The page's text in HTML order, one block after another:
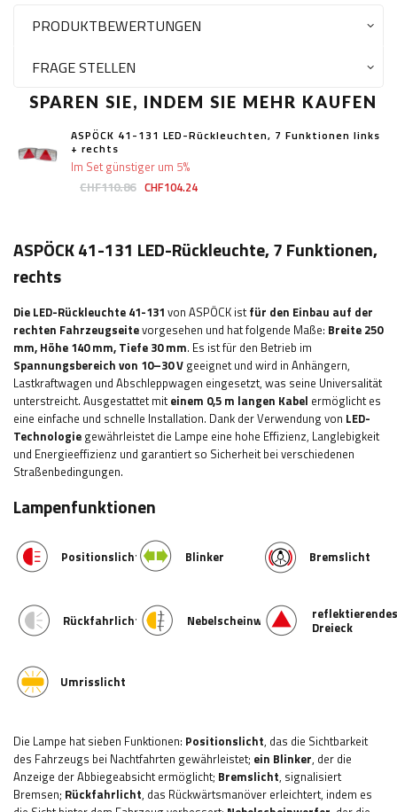
PRODUKTBEWERTUNGEN
FRAGE STELLEN
SPAREN SIE, INDEM SIE MEHR KAUFEN
ASPÖCK 41-131 LED-Rückleuchten, 7 Funktionen links
+ rechts
CHF110.86 CHF104.24
Im Set günstiger um 5%
ASPÖCK 41-131 LED-Rückleuchte, 7 Funktionen,
rechts
Die LED-Rückleuchte 41-131 von ASPÖCK istfür den Einbau auf der
rechten Fahrzeugseitevorgesehen und hat folgende Maße: Breite 250
mm, Höhe 140 mm, Tiefe 30 mm. Es ist für den Betrieb im
Spannungsbereich von 10–30 V geeignet und wird in Anhängern,
Lastkraftwagen und Abschleppwagen eingesetzt, was seine Universalität
unterstreicht. Ausgestattet miteinem 0,5 m langen Kabel ermöglicht es
eine einfache und schnelle Installation. Dank der Verwendung von LED-
Technologie gewährleistet die Lampe eine hohe Effizienz, Langlebigkeit
und Energieeffizienz und garantiert so Sicherheit bei verschiedenen
Straßenbedingungen.
Lampenfunktionen
Positionslicht Blinker Bremslicht
Rückfahrlicht Nebelscheinwerfer
reflektierendes
Dreieck
Umrisslicht
Die Lampe hat sieben Funktionen: Positionslicht, das die Sichtbarkeit
des Fahrzeugs bei Nachtfahrten gewährleistet; ein Blinker, der die
Anzeige der Abbiegeabsicht ermöglicht; Bremslicht, signalisiert
Bremsen; Rückfahrlicht, das Rückwärtsmanöver erleichtert, indem es